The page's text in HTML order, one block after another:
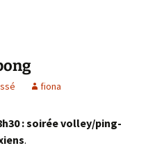
fiona
: soirée volley/ping-
.